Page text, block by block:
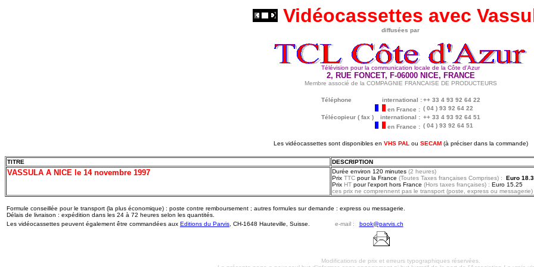
Vidéocassettes avec
diffusées par
Télévision pour la communication locale de la Côte d'Azur
2, RUE FONCET, F-06000 NICE, FRANCE
Membre associé de la COMPAGNIE FRANCAISE DE PRODUCTEURS
Téléphone international : ++ 33 4 93 92 64 22
en France : ( 04 ) 93 92 64 22
Télécopieur ( fax )
international : ++ 33 4 93 92 64 51
en France : ( 04 ) 93 92 64 51
Les vidéocassettes sont disponibles en VHS PAL ou SECAM(à préciser dans la commande)
TITRE DESCRIPTION
VASSULA A NICE le 14 novembre 1997 Durée environ 120 minutes (2 heures)
Prix TTC pour la France (Toutes Taxes françaises Comprises) :
Euro
Prix HT pour l'export hors France (Hors taxes françaises) : Euro 15.25
ces prix ne comprennent pas le transport (poste, express ou messagerie)
Formule conseillée pour le transport (la plus économique) : poste contre remboursement ; autres formules sur demande : express ou messagerie.
Délais de livraison : expédition dans les 24 à 72 heures selon les quantités.
Les vidéocassettes peuvent également être commandées aux Editions du Parvis , CH-1648 Hauteville, Suisse. e-mail : book@parvis.ch
Modifications de prix et erreurs typographiques réservées.